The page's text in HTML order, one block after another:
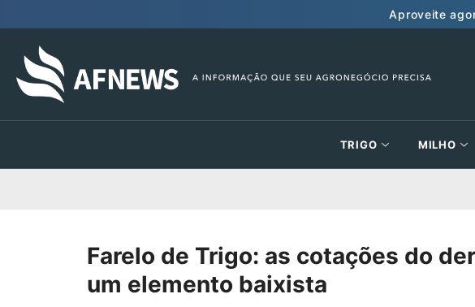
Aproveite
TRIGO MILHO
Farelo de Trigo: as cotações do
um elemento baixista